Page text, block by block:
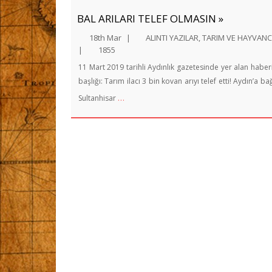
BAL ARILARI TELEF OLMASIN »
18th Mar | ALINTI YAZILAR,TARIM VE
|
1855
11 Mart 2019 tarihli Aydınlık gazetesinde yer alan
başlığı: Tarım ilacı 3 bin kovan arıyı telef etti! Aydın’a
Sultanhisar …